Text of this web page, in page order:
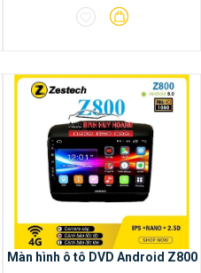
Màn hình ô tô DVD Android Z800